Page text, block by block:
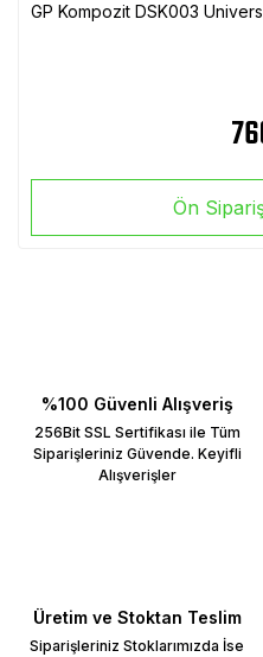
GP Kompozit DSK003
Ön
%100 Güvenli Alışveriş
256Bit SSL Sertifikası ile Tüm
Siparişleriniz Güvende. Keyifli
Alışverişler
Üretim ve Stoktan Teslim
Siparişleriniz Stoklarımızda İse